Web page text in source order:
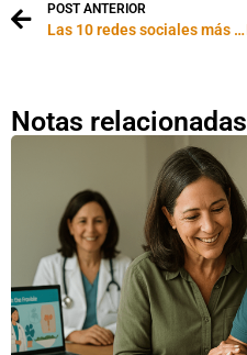
POST ANTERIOR
Las 10 redes sociales más populares
Notas relacionadas